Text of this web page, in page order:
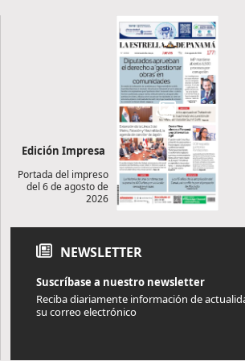
Edición Impresa
Portada del impreso
del 6 de agosto de
2026
NEWSLETTER
Suscríbase a nuestro newsletter
Reciba diariamente información de
su correo electrónico